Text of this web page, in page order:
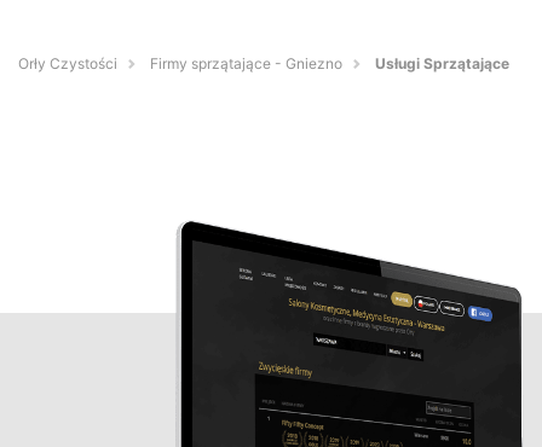
Orły Czystości Firmy sprzątające - Gniezno Usługi Sprzątające